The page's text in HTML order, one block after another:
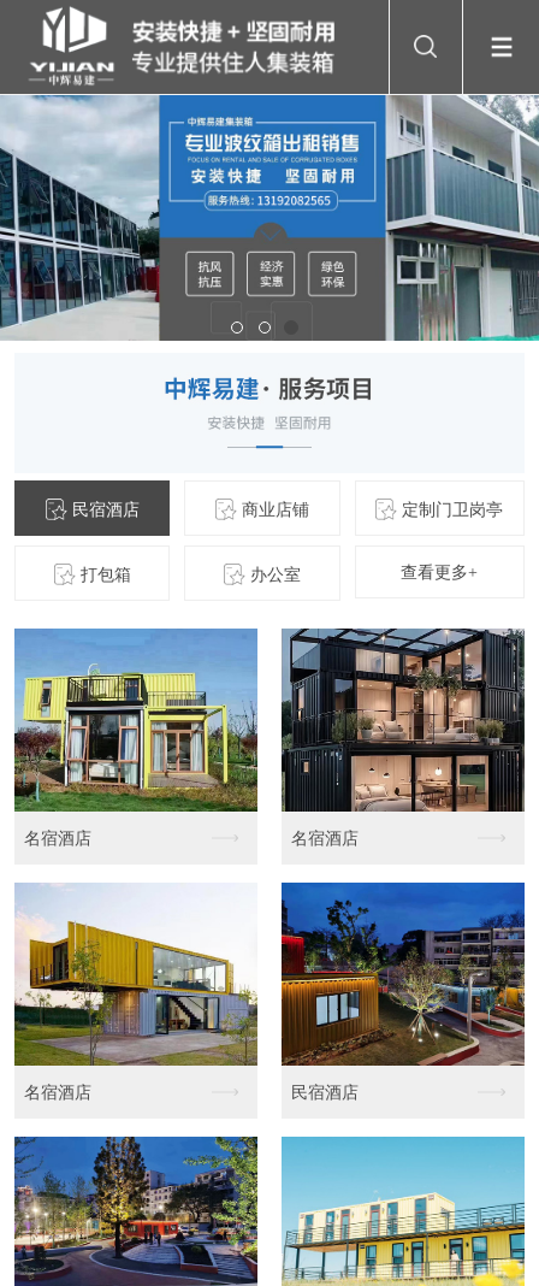
民宿酒店 商业店铺 定制门卫岗亭
打包箱 办公室 查看更多+
商业店铺 商业店铺
商业店铺